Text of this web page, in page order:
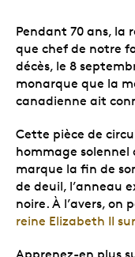
Pendant 70 ans, la
que chef de notre
décès, le 8
monarque que la
canadienne ait
Cette pièce de
hommage solennel
marque la fin de
de deuil, l’anneau
noire. À l’avers, on
reine Elizabeth II